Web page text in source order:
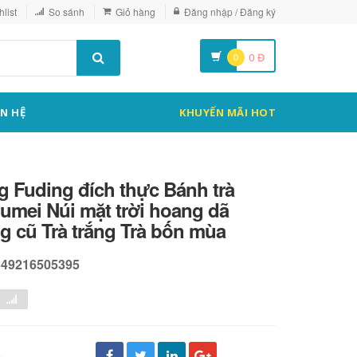
So sánh Giỏ hàng Đăng nhập / Đăng ký
0 0 Đ
HỆ KHUYẾN MÃI HOT
Fuding đích thực Bánh trà
Núi mặt trời hoang dã
cũ Trà trắng Trà bốn mùa